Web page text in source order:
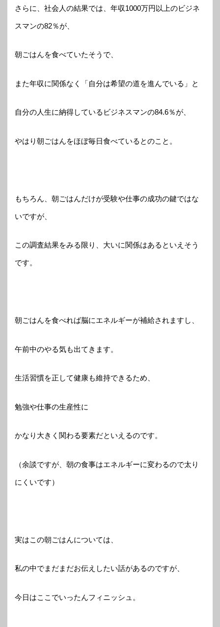
さらに、社会人の結果では、年収1000万円以上のビジネ
スマンの82％が、
朝ごはんを食べていたそうで、
また年収に関係なく「自分は希望の道を進んでいる」と
自分の人生に納得しているビジネスマンの84.6％が、
やはり朝ごはんをほぼ毎日食べているとのこと。
もちろん、朝ごはんだけが受験や仕事の成功の鍵ではな
いですが、
この調査結果をみる限り、大いに関係はあるといえそう
です。
朝ごはんを食べれば脳にエネルギーが補給されますし、
午前中のやる気も出てきます。
生活習慣を正して健康も維持できるため、
勉強や仕事の生産性に
かなり大きく関わる要素だといえるのです。
（余談ですが、朝の食事はエネルギーに変わるので太り
にくいです）
実はこの朝ごはんについては、
私の中でまだまだお伝えしたい話があるのですが、
今日はここでいったんフィニッシュ。